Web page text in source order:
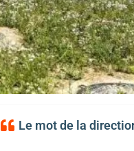
PROPOSER DES
Une approche thérapeutique
affectives, comportementales
d’un regard systémique (la
Le mot de la